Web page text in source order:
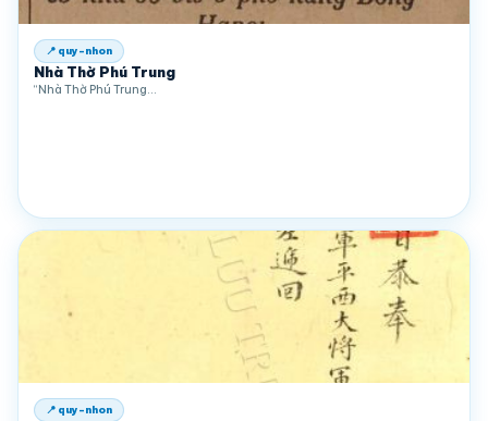
📍 quy-nhon
Nhà Thờ Phú Trung
“Nhà Thờ Phú Trung…
📍 quy-nhon